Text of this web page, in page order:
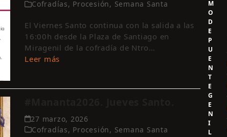
Cofradías, Procesión, Semana Santa
El Viernes Santo continua con la salida a las
16:00h desde la Plaza de Santiago en
Miragenil de la cofradía de Ntro…
Leer más
27 marzo, 2026
Cofradías, Procesión, Semana Santa
M
O
D
E
P
U
E
N
T
E
G
E
N
I
L